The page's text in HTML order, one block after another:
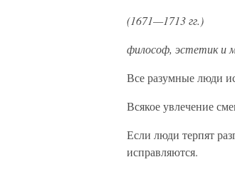
(1671—1713 гг.)
философ, эстетик и
Все разумные люди
Всякое увлечение
Если люди терпят
исправляются.